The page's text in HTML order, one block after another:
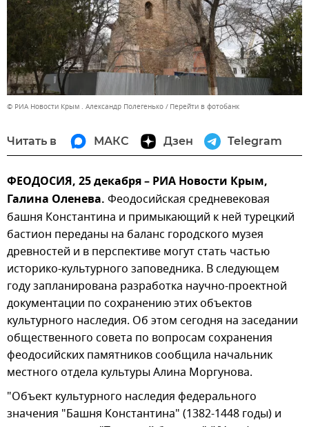
© РИА Новости Крым . Александр Полегенько Перейти в фотобанк
Читать в МАКС Дзен Telegram
ФЕОДОСИЯ, 25 декабря – РИА Новости Крым,
Галина Оленева. Феодосийская средневековая
башня Константина и примыкающий к ней турецкий
бастион переданы на баланс городского музея
древностей и в перспективе могут стать частью
историко-культурного заповедника. В следующем
году запланирована разработка научно-проектной
документации по сохранению этих объектов
культурного наследия. Об этом сегодня на заседании
общественного совета по вопросам сохранения
феодосийских памятников сообщила начальник
местного отдела культуры Алина Моргунова.
"Объект культурного наследия федерального
значения "Башня Константина" (1382-1448 годы) и